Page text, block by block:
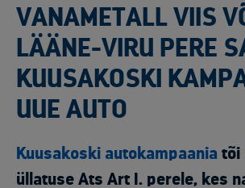
VANAMETALL VIIS
LÄÄNE-VIRU PERE
KUUSAKOSKI
UUE AUTO
Kuusakoski autokampaania tõi
üllatuse Ats Art I. perele, kes